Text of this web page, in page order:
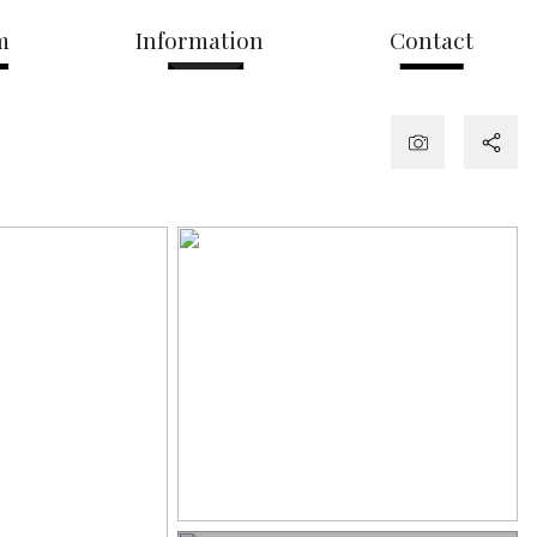
Information Contact